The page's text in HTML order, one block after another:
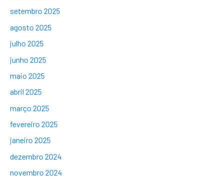
setembro 2025
agosto 2025
julho 2025
junho 2025
maio 2025
abril 2025
março 2025
fevereiro 2025
janeiro 2025
dezembro 2024
novembro 2024